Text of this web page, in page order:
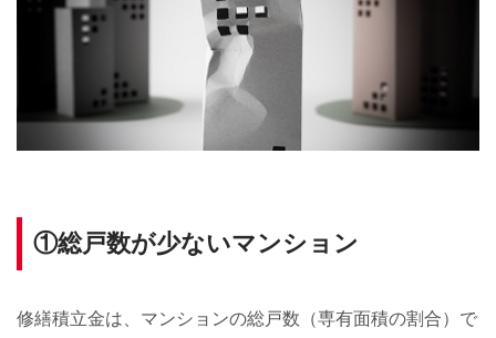
①総戸数が少ないマンション
修繕積立金は、マンションの総戸数（専有面積の割合）で